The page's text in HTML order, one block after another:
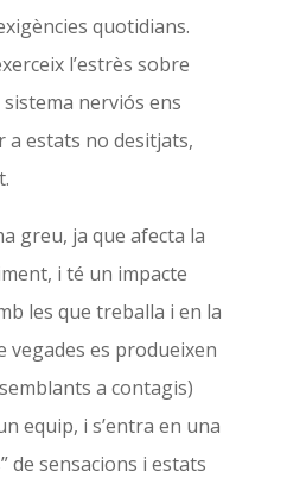
quotidians.
l’estrès sobre
nerviós ens
estats no desitjats,
greu, ja que afecta la
i té un impacte
les que treballa i en la
vegades es produeixen
a contagis)
equip, i s’entra en una
de sensacions i estats